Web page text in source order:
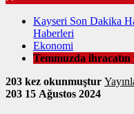
Kayseri Son Dakika
Haberleri
Ekonomi
Temmuzda ihracatın
203 kez okunmuştur
203 15 Ağustos 2024